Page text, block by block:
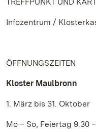
Infozentrum /
ÖFFNUNGSZEITEN
Kloster Maulbronn
1. März bis 31. Oktober
Mo – So, Feiertag 9.30